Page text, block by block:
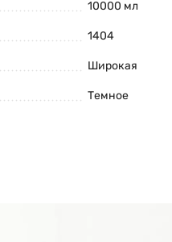
10000 мл
1404
Широкая
Темное